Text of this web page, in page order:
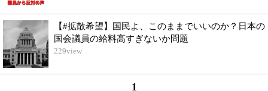
【#拡散希望】国民よ、このままでいいのか？日本の
国会議員の給料高すぎないか問題
229view
1